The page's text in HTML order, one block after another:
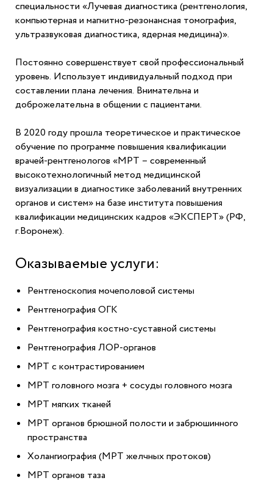
специальности «Лучевая диагностика (рентгенология,
компьютерная и магнитно-резонансная томография,
ультразвуковая диагностика, ядерная медицина)».
Постоянно совершенствует свой профессиональный
уровень. Использует индивидуальный подход при
составлении плана лечения. Внимательна и
доброжелательна в общении с пациентами.
В 2020 году прошла теоретическое и практическое
обучение по программе повышения квалификации
врачей-рентгенологов «МРТ – современный
высокотехнологичный метод медицинской
визуализации в диагностике заболеваний внутренних
органов и систем» на базе института повышения
квалификации медицинских кадров «ЭКСПЕРТ» (РФ,
г.Воронеж).
Оказываемые услуги:
Рентгеноскопия мочеполовой системы
Рентгенография ОГК
Рентгенография костно-суставной системы
Рентгенография ЛОР-органов
МРТ с контрастированием
МРТ головного мозга + сосуды головного мозга
МРТ мягких тканей
МРТ органов брюшной полости и забрюшинного
пространства
Холангиография (МРТ желчных протоков)
МРТ органов таза